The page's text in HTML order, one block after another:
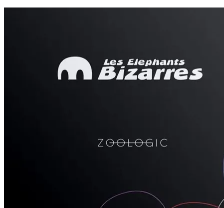
Pagina externă
Les Elephants Bizarres